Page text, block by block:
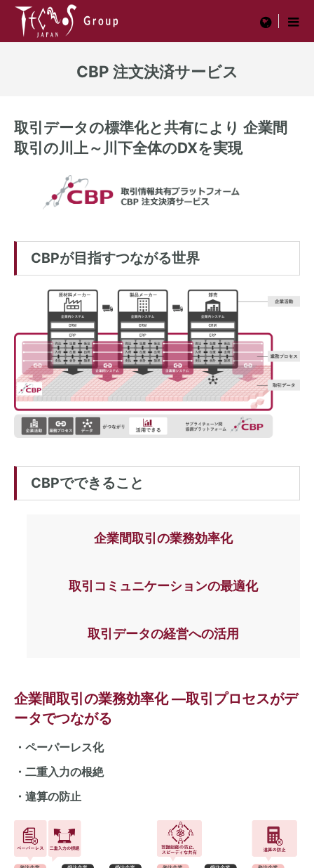
menu
CBP 注文決済サービス
取引データの標準化と共有により 企業間
取引の川上～川下全体のDXを実現
CBPが目指すつながる世界
CBPでできること
企業間取引の業務効率化
取引コミュニケーションの最適化
取引データの経営への活用
企業間取引の業務効率化 ―取引プロセスがデ
ータでつながる
・ペーパーレス化
・二重入力の根絶
・違算の防止